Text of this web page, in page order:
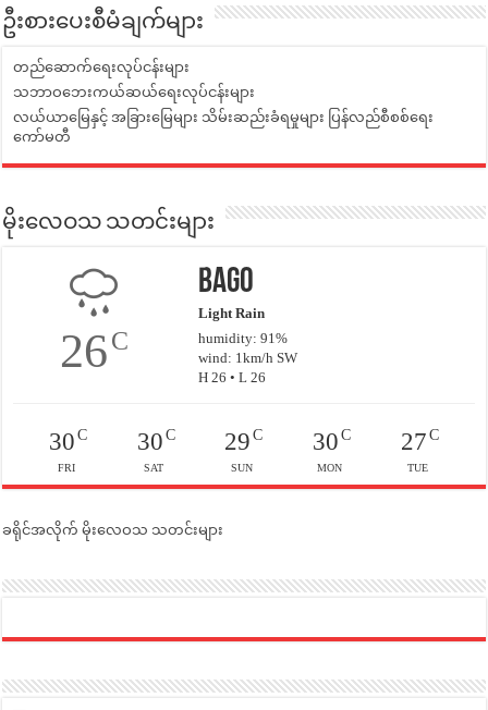
ဦးစားပေးစီမံချက်များ
တည်ဆောက်ရေးလုပ်ငန်းများ
သဘာဝဘေးကယ်ဆယ်ရေးလုပ်ငန်းများ
လယ်ယာမြေနှင့် အခြားမြေများ သိမ်းဆည်းခံရမှုများ ပြန်လည်စီစစ်ရေး
ကော်မတီ
မိုးလေဝသ သတင်းများ
26C
Bago
Light Rain
humidity: 91%
wind: 1km/h SW
H 26 • L 26
30C
FRI
30C
SAT
29 C
SUN
30C
MON
27C
TUE
ခရိုင်အလိုက် မိုးလေဝသ သတင်းများ